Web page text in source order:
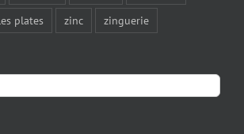
plates
zinc zinguerie